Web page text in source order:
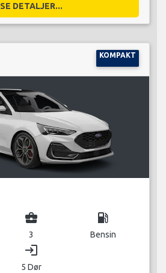
SE DETALJER...
KOMPAKT
business_center
3
local_gas_station
Bensin
login
5 Dør